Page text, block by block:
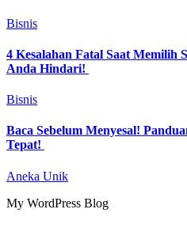
Bisnis
4 Kesalahan Fatal Saat Memilih
Anda Hindari!
Bisnis
Baca Sebelum Menyesal!
Tepat!
Aneka Unik
My WordPress Blog